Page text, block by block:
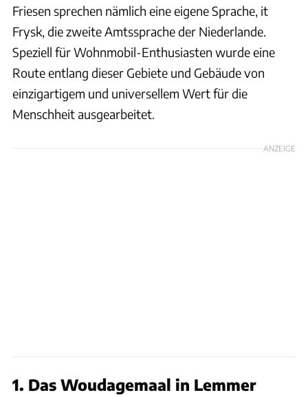
Friesen sprechen nämlich eine eigene Sprache, it
Frysk, die zweite Amtssprache der Niederlande.
Speziell für Wohnmobil-Enthusiasten wurde eine
Route entlang dieser Gebiete und Gebäude von
einzigartigem und universellem Wert für die
Menschheit ausgearbeitet.
ANZEIGE
1. Das Woudagemaal in Lemmer